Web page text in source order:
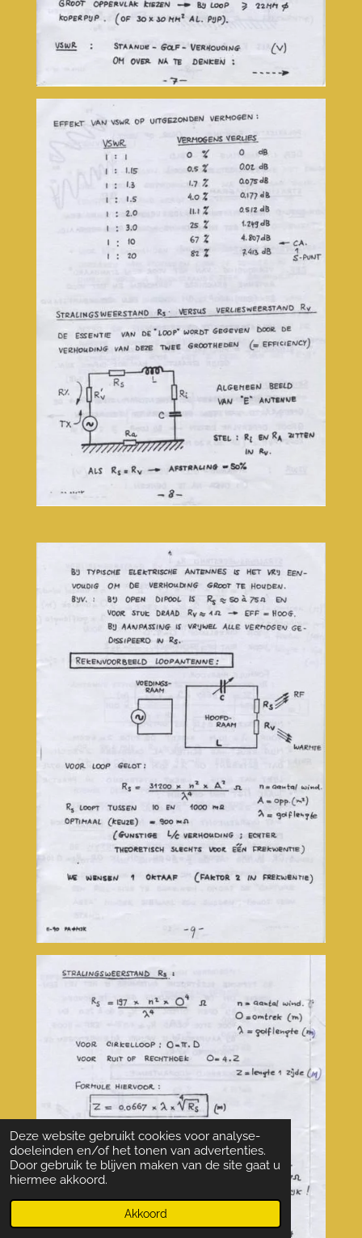
Deze website gebruikt cookies voor analyse-
doeleinden en/of het tonen van advertenties.
Door gebruik te blijven maken van de site gaat u
hiermee akkoord.
Akkoord